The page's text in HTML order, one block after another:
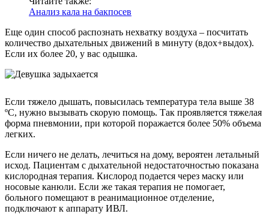
Анализ кала на бакпосев
Еще один способ распознать нехватку воздуха – посчитать
количество дыхательных движений в минуту (вдох+выдох).
Если их более 20, у вас одышка.
Если тяжело дышать, повысилась температура тела выше 38
ºС, нужно вызывать скорую помощь. Так проявляется тяжелая
форма пневмонии, при которой поражается более 50% объема
легких.
Если ничего не делать, лечиться на дому, вероятен летальный
исход. Пациентам с дыхательной недостаточностью показана
кислородная терапия. Кислород подается через маску или
носовые канюли. Если же такая терапия не помогает,
больного помещают в реанимационное отделение,
подключают к аппарату ИВЛ.